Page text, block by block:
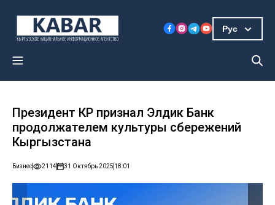
Рус
Президент КР признал Элдик Банк
продолжателем культуры сбережений
Кыргызстана
Бизнес 2114 31 Октябрь 2025 18:01